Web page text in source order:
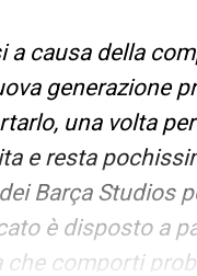
a causa della
generazione
una volta
e resta
Barça Studios
è disposto a
comporti